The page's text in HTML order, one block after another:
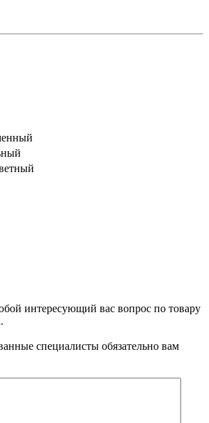
интересующий вас вопрос по товару
специалисты обязательно вам